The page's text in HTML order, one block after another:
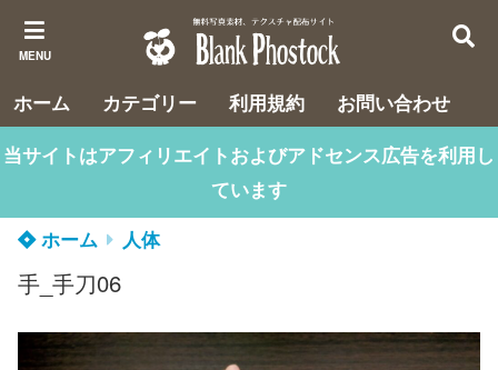
MENU
ホーム カテゴリー 利用規約
お問い合わせ
当サイトはアフィリエイトおよびアドセンス広告を利用し
ています
ホーム
人体
手_手刀06